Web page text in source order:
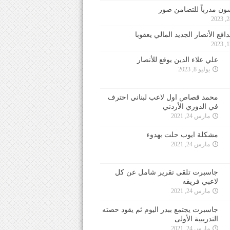
مدرباً للتضامن صور
الأنصار الجديد المالي يعقوبا
علي علاء الدين يوقع للأنصار
يوليو 8, 2023
محمد قصاص اول لاعب لبناني احترف
في الدوري الأردني
مارس 24, 2021
مشكلة ايوب حلت بهدوء
مارس 24, 2021
جاسبرت تلقى تقرير شامل عن كل
لاعبي فريقه
مارس 24, 2021
جاسبرت يجتمع ببدر اليوم ثم يقود حصته
التدريبية الأولى
مارس 24, 2021